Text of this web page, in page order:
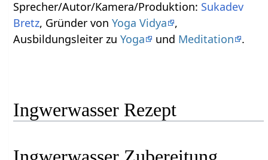
Sprecher/Autor/Kamera/Produktion: Sukadev
Bretz, Gründer vonYoga Vidya
,
Ausbildungsleiter zuYoga und Meditation .
Ingwerwasser Rezept